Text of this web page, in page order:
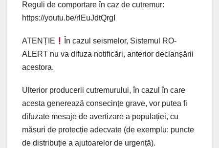
Reguli de comportare în caz de cutremur:
https://youtu.be/rlEuJdtQrgI
ATENȚIE
În cazul seismelor, Sistemul RO-
ALERT nu va difuza notificări, anterior declanșării
acestora.
Ulterior producerii cutremurului, în cazul în care
acesta generează consecințe grave, vor putea fi
difuzate mesaje de avertizare a populației, cu
măsuri de protecție adecvate (de exemplu: puncte
de distribuție a ajutoarelor de urgență).